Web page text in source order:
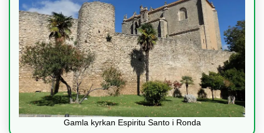
Gamla kyrkan Espiritu Santo i Ronda